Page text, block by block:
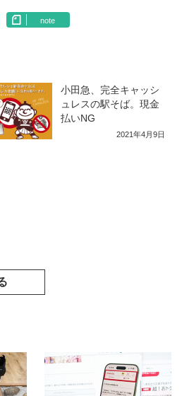
note
小田急、完全キャッシ
ュレスの駅そば。現金
払いNG
2021年4月9日